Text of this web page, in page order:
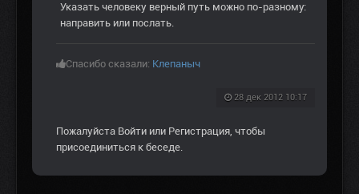
Указать человеку верный путь можно по-разному:
направить или послать.
Спасибо сказали: Клепаныч
28 дек 2012 10:17
Пожалуйста Войти или Регистрация, чтобы
присоединиться к беседе.